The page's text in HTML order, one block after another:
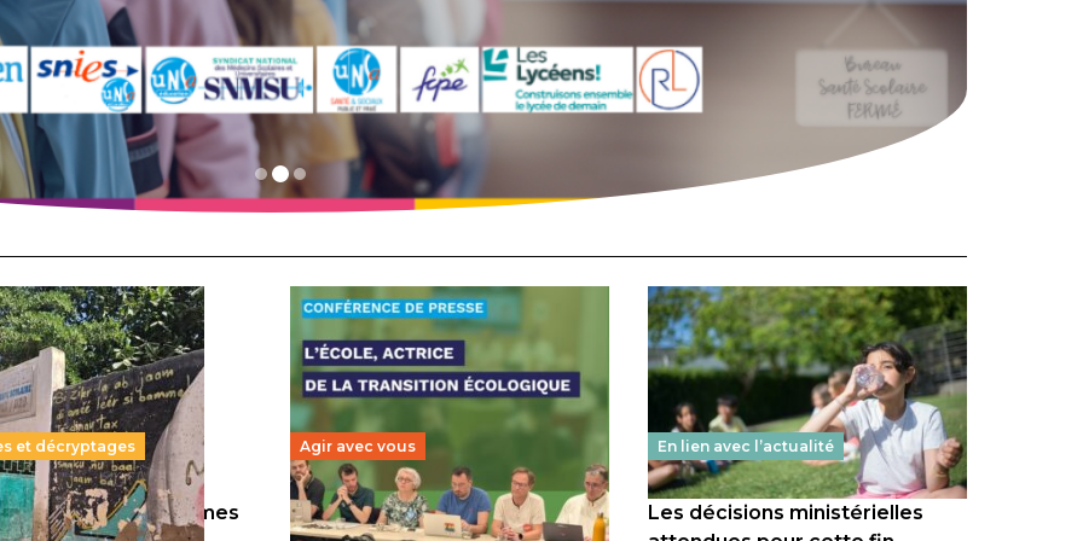
et décryptages
d’enfants victimes
Agir avec vous
Transition écologique de
En lien avec l’actualité
Les décisions ministérielles